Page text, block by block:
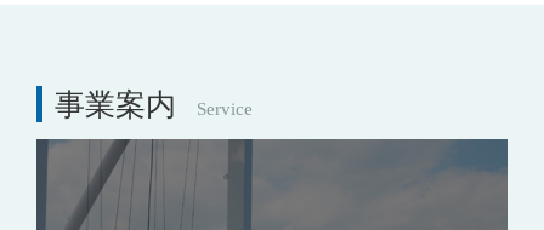
事業案内 Service